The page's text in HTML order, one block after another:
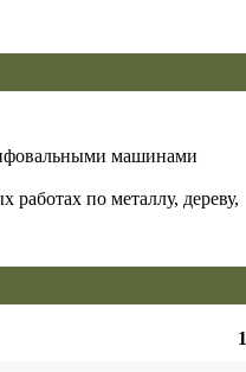
машинами
по металлу, дереву,